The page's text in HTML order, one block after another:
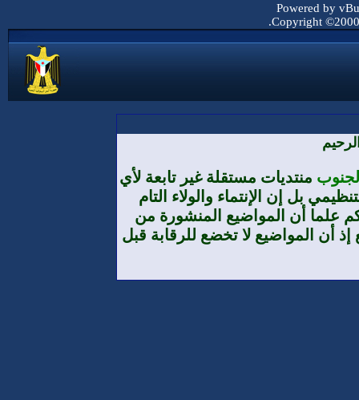
Powered by
Copyright
منتديات مستقلة غير تابعة لأي
بل إن الإنتماء والولاء التام
علما أن المواضيع المنشورة من
أن المواضيع لا تخضع للرقابة قبل